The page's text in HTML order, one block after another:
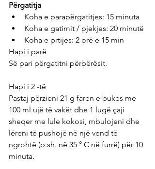
Përgatitja
Koha e parapërgatitjes: 15 minuta
Koha e gatimit / pjekjes: 20 minutë
Koha e prtijes: 2 orë e 15 min
Hapi i parë
Së pari përgatitni përbërësit.
Hapi i 2 -të
Pastaj përzieni 21 g faren e bukes me
100 ml ujë të vakët dhe 1 lugë çaji
sheqer me lule kokosi, mbulojeni dhe
lëreni të pushojë në një vend të
ngrohtë (p.sh. në 35 ° C në furrë) për 10
minuta.